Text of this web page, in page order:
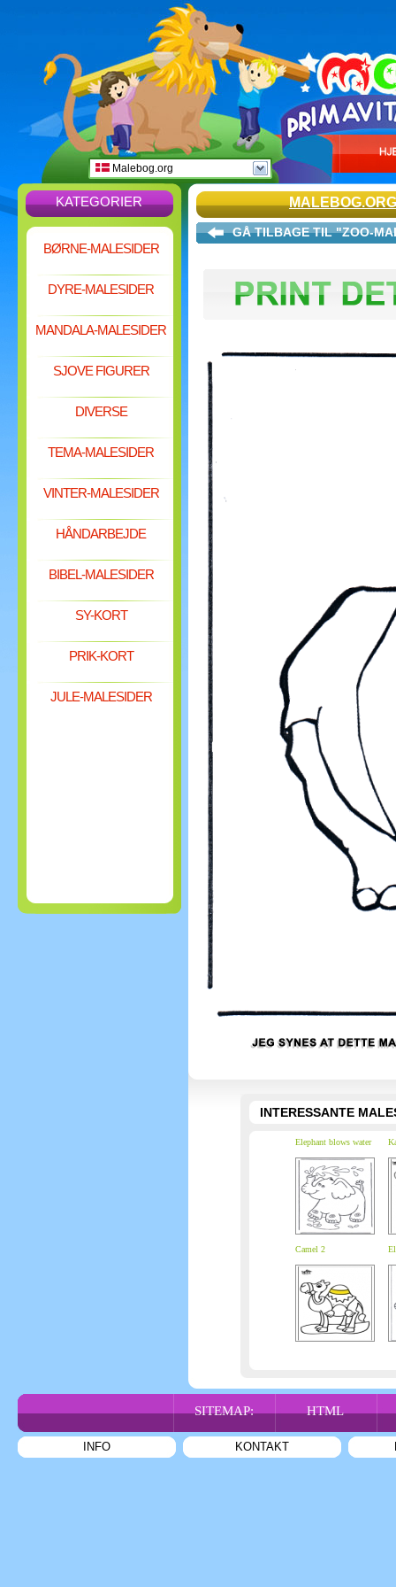
Malebog.org
KATEGORIER
BØRNE-MALESIDER
DYRE-MALESIDER
MANDALA-MALESIDER
SJOVE FIGURER
DIVERSE
TEMA-MALESIDER
VINTER-MALESIDER
HÅNDARBEJDE
BIBEL-MALESIDER
SY-KORT
PRIK-KORT
JULE-MALESIDER
MALEBOG.ORG
GÅ TILBAGE TIL "ZOO-
INTERESSANTE
Elephant blows water
Camel 2
SITEMAP: HTML
INFO KONTAKT